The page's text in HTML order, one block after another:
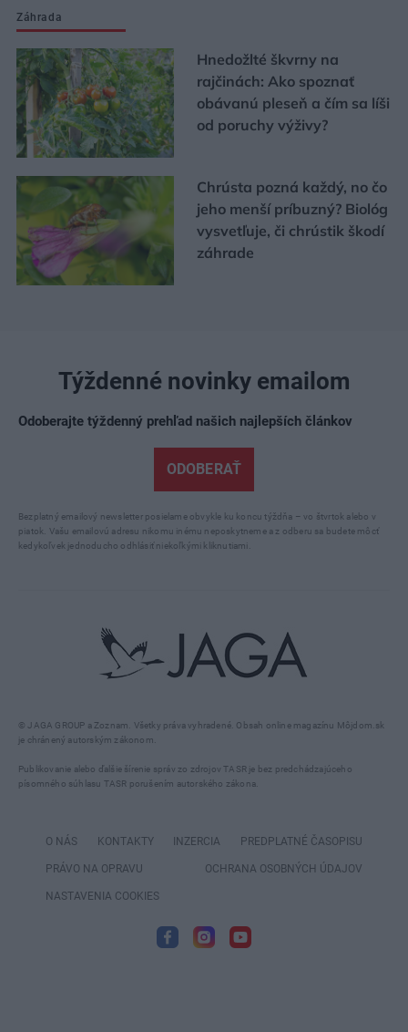
Záhrada
Hnedožlté škvrny na
rajčinách: Ako spoznať
obávanú pleseň a čím sa líši
od poruchy výživy?
Chrústa pozná každý, no čo
jeho menší príbuzný? Biológ
vysvetľuje, či chrústik škodí
záhrade
© JAGA GROUP a Zoznam. Všetky práva vyhradené. Obsah online magazínu Môjdom.sk
je chránený autorským zákonom.
Publikovanie alebo ďalšie šírenie správ zo zdrojov TASR je bez predchádzajúceho
písomného súhlasu TASR porušením autorského zákona.
Týždenné novinky emailom
Odoberajte týždenný prehľad našich najlepších článkov
ODOBERAŤ
Bezplatný emailový newsletter posielame obvykle ku koncu týždňa – vo štvrtok alebo v
piatok. Vašu emailovú adresu nikomu inému neposkytneme a z odberu sa budete môcť
kedykoľvek jednoducho odhlásiť niekoľkými kliknutiami.
O NÁS KONTAKTY INZERCIA PREDPLATNÉ ČASOPISU
PRÁVO NA OPRAVU OCHRANA OSOBNÝCH ÚDAJOV
NASTAVENIA COOKIES